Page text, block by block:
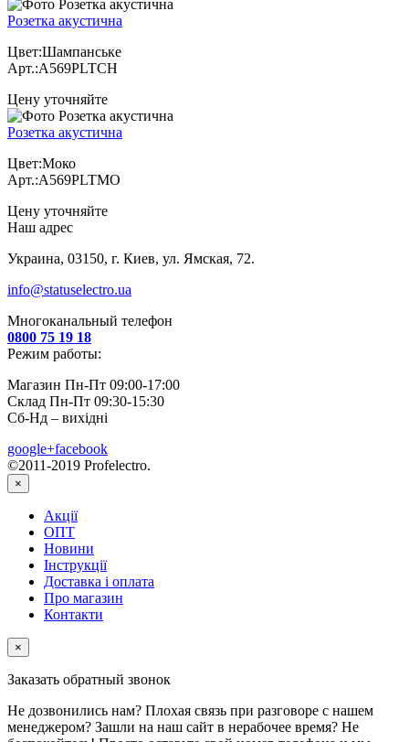
Розетка акустична
Цвет:Шампанське
Арт.:A569PLTCH
Цену уточняйте
Розетка акустична
Цвет:Моко
Арт.:A569PLTMO
Цену уточняйте
Наш адрес
Украина, 03150, г. Киев, ул. Ямская, 72.
info@statuselectro.ua
Многоканальный телефон
0800 75 19 18
Режим работы:
Магазин Пн-Пт 09:00-17:00
Склад Пн-Пт 09:30-15:30
Сб-Нд – вихідні
google+facebook
©2011-2019 Profelectro.
×
Акції
ОПТ
Новини
Інструкції
Доставка і оплата
Про магазин
Контакти
×
Заказать обратный звонок
Не дозвонились нам? Плохая связь при разговоре с нашем
менеджером? Зашли на наш сайт в нерабочее время? Не